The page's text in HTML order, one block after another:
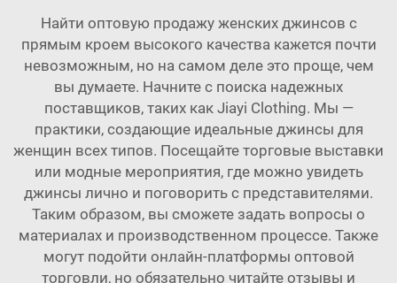
Найти оптовую продажу женских джинсов с
прямым кроем высокого качества кажется почти
невозможным, но на самом деле это проще, чем
вы думаете. Начните с поиска надежных
поставщиков, таких как Jiayi Clothing. Мы —
практики, создающие идеальные джинсы для
женщин всех типов. Посещайте торговые выставки
или модные мероприятия, где можно увидеть
джинсы лично и поговорить с представителями.
Таким образом, вы сможете задать вопросы о
материалах и производственном процессе. Также
могут подойти онлайн-платформы оптовой
торговли, но обязательно читайте отзывы и